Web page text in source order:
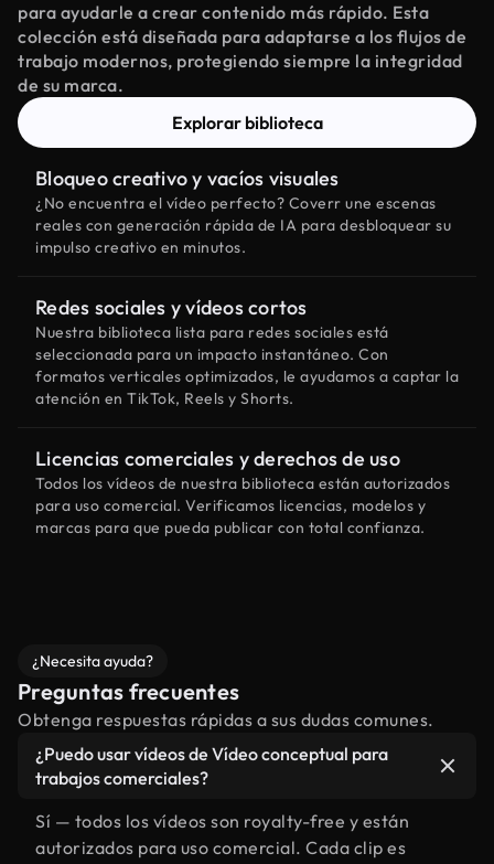
para ayudarle a crear contenido más rápido. Esta
colección está diseñada para adaptarse a los flujos de
trabajo modernos, protegiendo siempre la integridad
de su marca.
Explorar biblioteca
Bloqueo creativo y vacíos visuales
¿No encuentra el vídeo perfecto? Coverr une escenas
reales con generación rápida de IA para desbloquear su
impulso creativo en minutos.
Redes sociales y vídeos cortos
Nuestra biblioteca lista para redes sociales está
seleccionada para un impacto instantáneo. Con
formatos verticales optimizados, le ayudamos a captar la
atención en TikTok, Reels y Shorts.
Licencias comerciales y derechos de uso
Todos los vídeos de nuestra biblioteca están autorizados
para uso comercial. Verificamos licencias, modelos y
marcas para que pueda publicar con total confianza.
¿Necesita ayuda?
Preguntas frecuentes
Obtenga respuestas rápidas a sus dudas comunes.
¿Puedo usar vídeos de Vídeo conceptual para
trabajos comerciales?
Sí — todos los vídeos son royalty-free y están
autorizados para uso comercial. Cada clip es